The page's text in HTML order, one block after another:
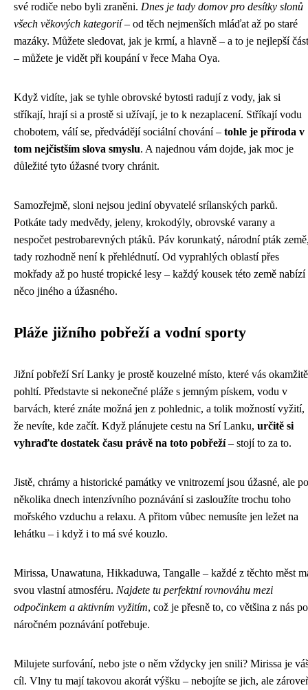
své rodiče nebo byli zraněni. Dnes je tady domov pro desítky slonů
všech věkových kategorií– od těch nejmenších mláďat až po staré
mazáky. Můžete sledovat, jak je krmí, a hlavně – a to je nejlepší část
– můžete je vidět při koupání v řece Maha Oya.
Když vidíte, jak se tyhle obrovské bytosti radují z vody, jak si
stříkají, hrají si a prostě si užívají, je to k nezaplacení. Stříkají vodu
chobotem, válí se, předvádějí sociální chování – tohle je příroda v
tom nejčistším slova smyslu. A najednou vám dojde, jak moc je
důležité tyto úžasné tvory chránit.
Samozřejmě, sloni nejsou jediní obyvatelé srílanských parků.
Potkáte tady medvědy, jeleny, krokodýly, obrovské varany a
nespočet pestrobarevných ptáků. Páv korunkatý, národní pták
tady rozhodně není k přehlédnutí. Od vyprahlých oblastí přes
mokřady až po husté tropické lesy – každý kousek této země nabízí
něco jiného a úžasného.
Pláže jižního pobřeží a vodní sporty
Jižní pobřeží Srí Lanky je prostě kouzelné místo, které vás okamžitě
pohltí. Představte si nekonečné pláže s jemným pískem, vodu v
barvách, které znáte možná jen z pohlednic, a tolik možností vyžití,
že nevíte, kde začít. Když plánujete cestu na Srí Lanku, určitě si
vyhraďte dostatek času právě na toto pobřeží– stojí to za to.
Jistě, chrámy a historické památky ve vnitrozemí jsou úžasné, ale po
několika dnech intenzívního poznávání si zasloužíte trochu toho
mořského vzduchu a relaxu. A přitom vůbec nemusíte jen ležet na
lehátku – i když i to má své kouzlo.
Mirissa, Unawatuna, Hikkaduwa, Tangalle – každé z těchto měst
svou vlastní atmosféru. Najdete tu perfektní rovnováhu mezi
odpočinkem a aktivním vyžitím, což je přesně to, co většina z nás po
náročném poznávání potřebuje.
Milujete surfování, nebo jste o něm vždycky jen snili? Mirissa je
cíl. Vlny tu mají takovou akorát výšku – nebojíte se jich, ale